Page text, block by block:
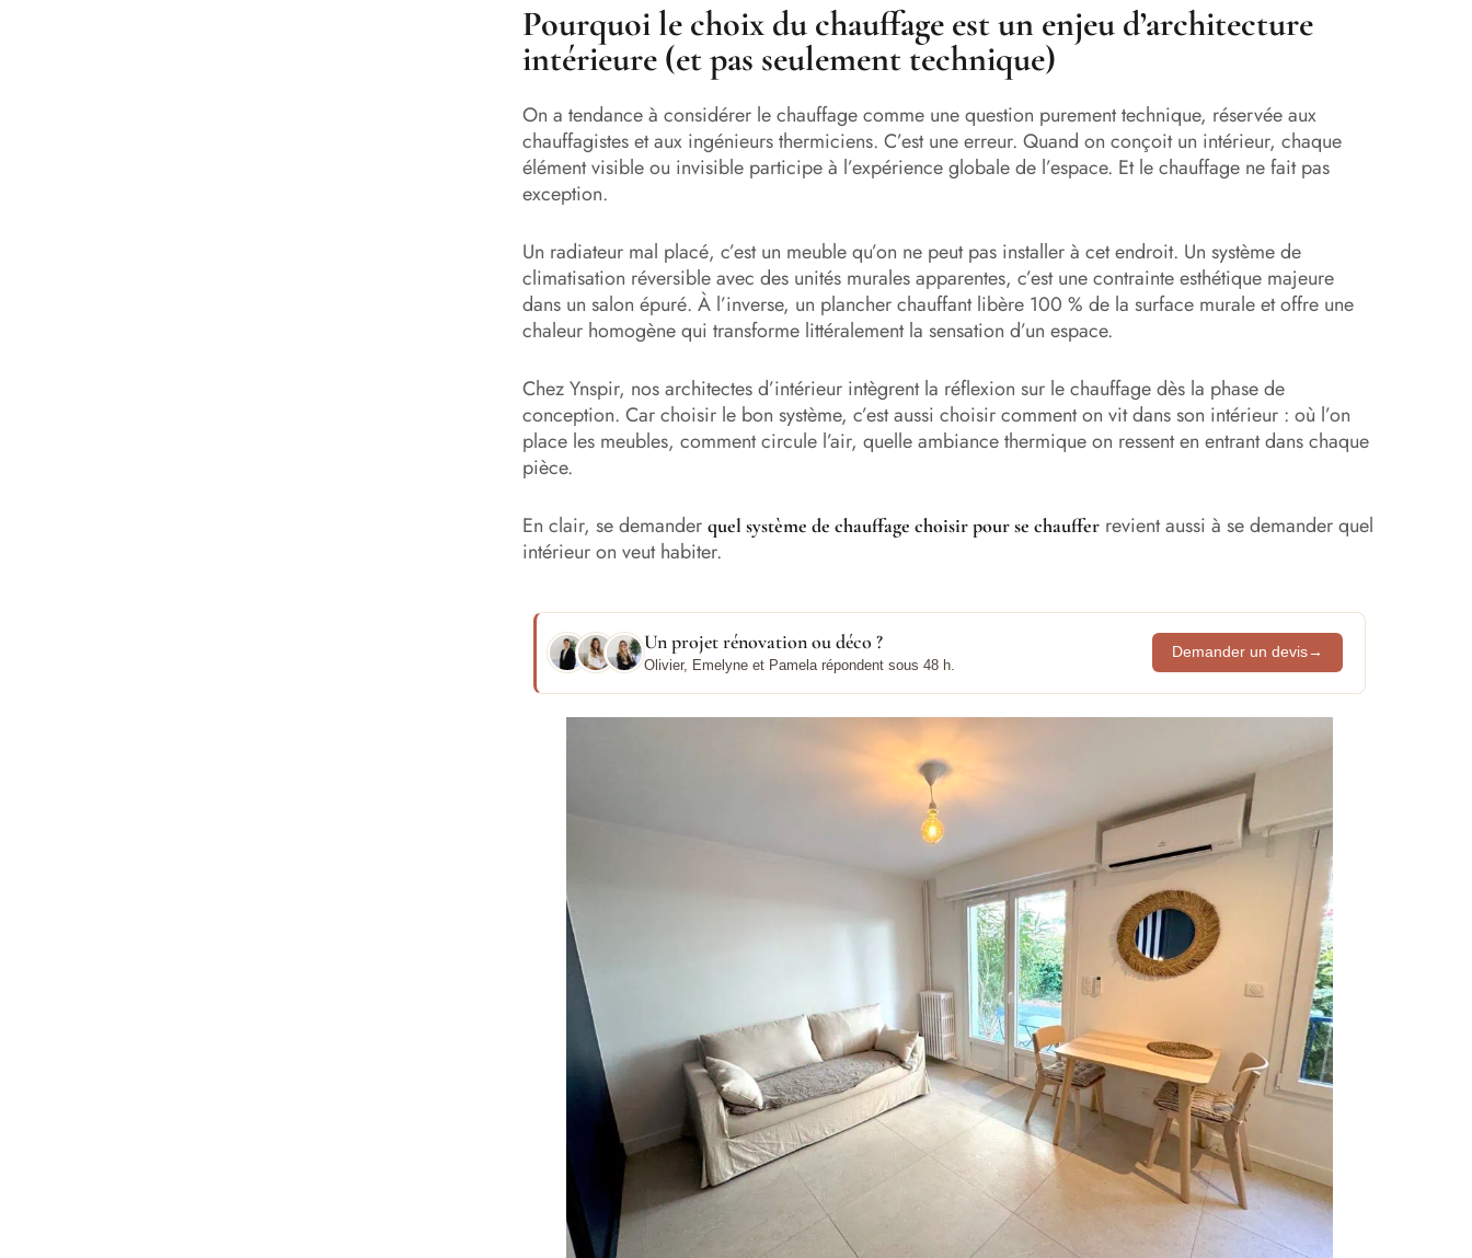
Pourquoi le choix du chauffage est un enjeu d’architecture
intérieure (et pas seulement technique)
On a tendance à considérer le chauffage comme une question purement technique, réservée aux
chauffagistes et aux ingénieurs thermiciens. C’est une erreur. Quand on conçoit un intérieur, chaque
élément visible ou invisible participe à l’expérience globale de l’espace. Et le chauffage ne fait pas
exception.
Un radiateur mal placé, c’est un meuble qu’on ne peut pas installer à cet endroit. Un système de
climatisation réversible avec des unités murales apparentes, c’est une contrainte esthétique majeure
dans un salon épuré. À l’inverse, un plancher chauffant libère 100 % de la surface murale et offre une
chaleur homogène qui transforme littéralement la sensation d’un espace.
Chez Ynspir, nos architectes d’intérieur intègrent la réflexion sur le chauffage dès la phase de
conception. Car choisir le bon système, c’est aussi choisir comment on vit dans son intérieur : où l’on
place les meubles, comment circule l’air, quelle ambiance thermique on ressent en entrant dans chaque
pièce.
En clair, se demander quel système de chauffage choisir pour se chauffer revient aussi à se demander quel
intérieur on veut habiter.
Un projet rénovation ou déco ?
Olivier, Emelyne et Pamela répondent sous 48 h.
Demander un devis→